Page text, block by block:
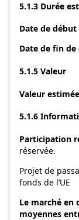
5.1.3 Durée
Date de début
Date de fin de
5.1.5 Valeur
Valeur
5.1.6
Participation
réservée.
Projet de
fonds de l’UE
Le marché en
moyennes